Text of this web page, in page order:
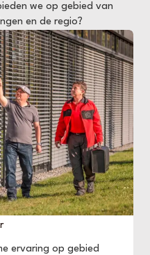
we op gebied van
en de regio?
ervaring op gebied